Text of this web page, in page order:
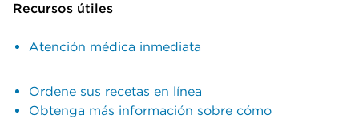
Recursos útiles
Atención médica inmediata
Ordene sus recetas en línea
Obtenga más información sobre cómo